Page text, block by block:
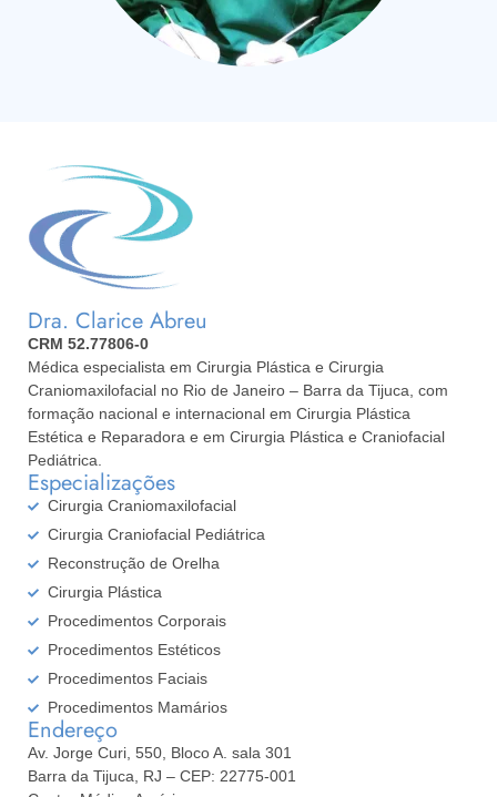
Dra. Clarice Abreu
CRM 52.77806-0
Médica especialista em Cirurgia Plástica e Cirurgia
Craniomaxilofacial no Rio de Janeiro – Barra da Tijuca, com
formação nacional e internacional em Cirurgia Plástica
Estética e Reparadora e em Cirurgia Plástica e Craniofacial
Pediátrica.
Especializações
Cirurgia Craniomaxilofacial
Cirurgia Craniofacial Pediátrica
Reconstrução de Orelha
Cirurgia Plástica
Procedimentos Corporais
Procedimentos Estéticos
Procedimentos Faciais
Procedimentos Mamários
Endereço
Av. Jorge Curi, 550, Bloco A. sala 301
Barra da Tijuca, RJ – CEP: 22775-001